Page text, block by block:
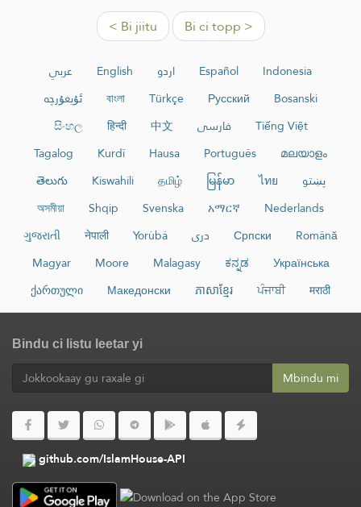
< Bi jiitu Bi ci topp >
عربي English اردو Español
Indonesia
ئۇيغۇرچە
বাংলা Türkçe Русский
Bosanski
සිංහල
हिन्दी 中文 فارسی
Tiếng Việt
Tagalog
Kurdî Hausa Português
മലയാളം
తెలుగు
Kiswahili தமிழ் မြန်မာ ไทย
پښتو
অসমীয়া
Shqip Svenska አማርኛ
Nederlands
ગુજરાતી
नेपाली Yorùbá دری Српски
Română
Magyar
Moore Malagasy ಕನ್ನಡ
Українська
ქართული
Македонски ភាសាខ្មែរ ਪੰਜਾਬੀ मराठी
Bindu ci listu leetar yi
Mbindu mi
github.com/IslamHouse-API